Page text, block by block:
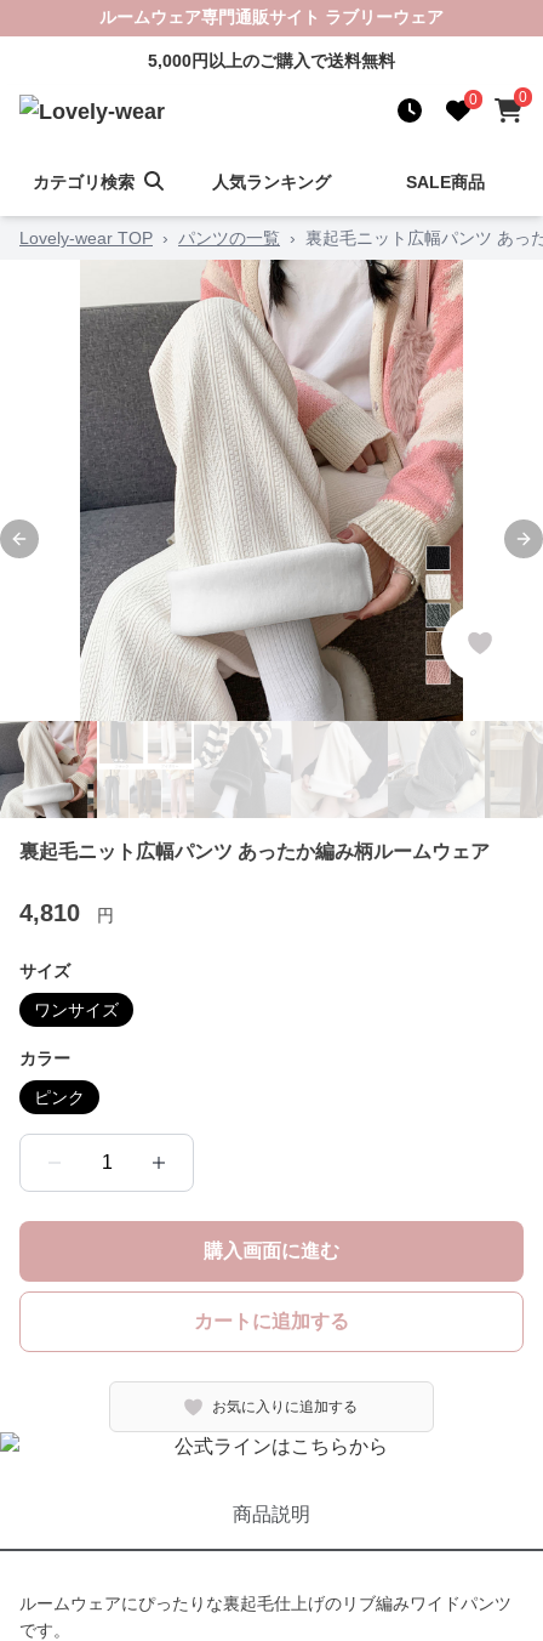
ルームウェア専門通販サイト ラブリーウェア
5,000円以上のご購入で送料無料
0 0
カテゴリ検索 人気ランキング SALE商品
Lovely-wear TOP › パンツの一覧 › 裏起毛ニット広幅パンツ あっ
Previous slide
裏起毛ニット広幅パンツ あったか編み柄ルームウェア
4,810 円
サイズ
ワンサイズ
カラー
ピンク
1
購入画面に進む
カートに追加する
お気に入りに追加する
商品説明
ルームウェアにぴったりな裏起毛仕上げのリブ編みワイドパンツ
です。